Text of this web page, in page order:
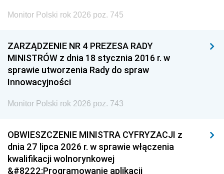
Monitor Polski rok 2026 poz. 745
ZARZĄDZENIE NR 4 PREZESA RADY
MINISTRÓW z dnia 18 stycznia 2016 r. w
sprawie utworzenia Rady do spraw
Innowacyjności
Monitor Polski rok 2026 poz. 743
OBWIESZCZENIE MINISTRA CYFRYZACJI z
dnia 27 lipca 2026 r. w sprawie włączenia
kwalifikacji wolnorynkowej
&#8222;Programowanie aplikacji